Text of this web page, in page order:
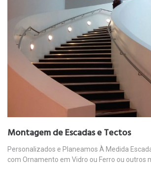
Montagem de Escadas e Tectos
Personalizados e Planeamos À Medida
com Ornamento em Vidro ou Ferro ou outros